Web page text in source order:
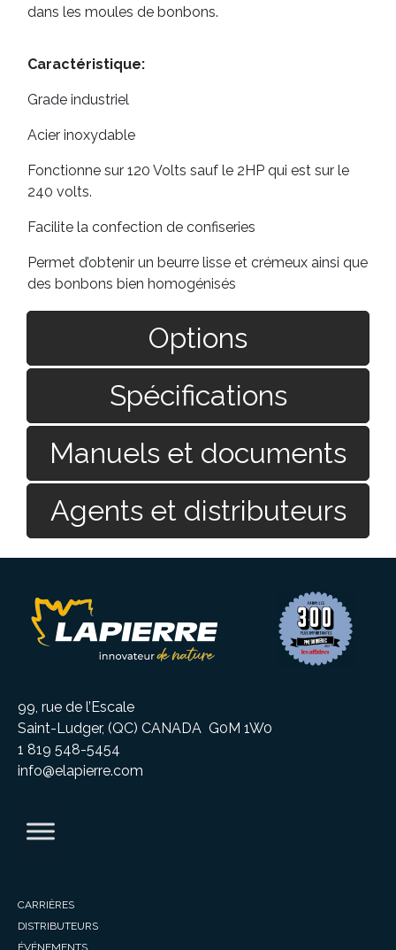
dans les moules de bonbons.
Caractéristique:
Grade industriel
Acier inoxydable
Fonctionne sur 120 Volts sauf le 2HP qui est sur le
240 volts.
Facilite la confection de confiseries
Permet d’obtenir un beurre lisse et crémeux ainsi que
des bonbons bien homogénisés
Options
Spécifications
Manuels et documents
Agents et distributeurs
99, rue de l’Escale
Saint-Ludger, (QC) CANADA G0M 1W0
1 819 548-5454
info@elapierre.com
CARRIÈRES
DISTRIBUTEURS
ÉVÉNEMENTS